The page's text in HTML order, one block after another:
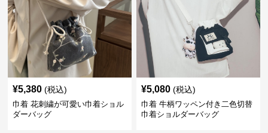
¥5,380 (税込)
巾着 花刺繍が可愛い巾着ショル
ダーバッグ
¥5,080 (税込)
巾着 牛柄ワッペン付き二色切替
巾着ショルダーバッグ